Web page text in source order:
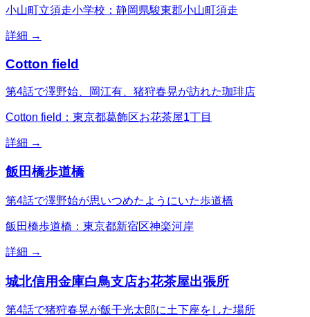
小山町立須走小学校：静岡県駿東郡小山町須走
詳細 →
Cotton field
第4話で澤野始、岡江有、猪狩春晃が訪れた珈琲店
Cotton field：東京都葛飾区お花茶屋1丁目
詳細 →
飯田橋歩道橋
第4話で澤野始が思いつめたようにいた歩道橋
飯田橋歩道橋：東京都新宿区神楽河岸
詳細 →
城北信用金庫白鳥支店お花茶屋出張所
第4話で猪狩春晃が飯干光太郎に土下座をした場所